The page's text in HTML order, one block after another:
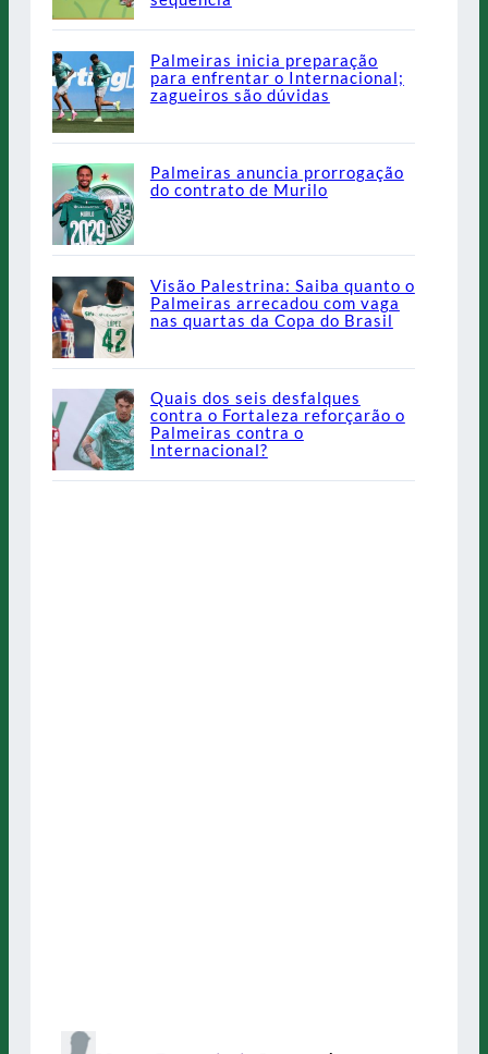
Palmeiras inicia preparação
para enfrentar o Internacional;
zagueiros são dúvidas
Palmeiras anuncia prorrogação
do contrato de Murilo
Visão Palestrina: Saiba quanto o
Palmeiras arrecadou com vaga
nas quartas da Copa do Brasil
Quais dos seis desfalques
contra o Fortaleza reforçarão o
Palmeiras contra o
Internacional?